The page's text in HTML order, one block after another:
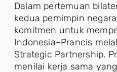
Dalam pertemuan
kedua pemimpin
komitmen untuk
Indonesia–Prancis
Strategic Partnership.
menilai kerja sama